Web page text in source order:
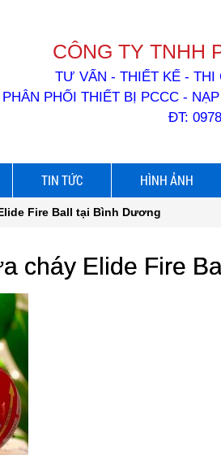
CÔNG TY TNHH
TƯ VẤN - THIẾT KẾ - THI
PHÂN PHỐI THIẾT BỊ PCCC -
ĐT:
TIN TỨC HÌNH ẢNH
Fire Ball tại Bình Dương
cháy Elide Fire